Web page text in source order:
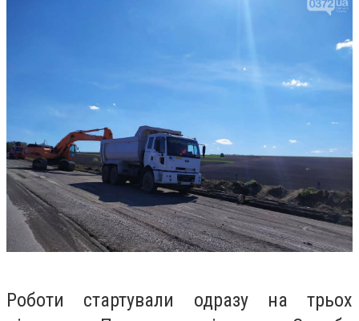
Роботи стартували одразу на трьох